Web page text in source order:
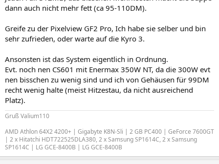
dann auch nicht mehr fett (ca 95-110DM).
Greife zu der Pixelview GF2 Pro, Ich habe sie selber und bin
sehr zufrieden, oder warte auf die Kyro 3.
Ansonsten ist das System eigentlich in Ordnung.
Evt. noch nen CS601 mit Enermax 350W NT, da die 300W evt
nen bisschen zu wenig sind und ich von Gehäusen für 99DM
recht wenig halte (meist Hitzestau, da nicht ausreichend
Platz).
Gruß Valium110
AMD Athlon 64X2 4200+ | Gigabyte K8N-Sli | 2 GB PC400 | GeForce 7600GT
| 2 x Hitatchi HDT722525DLA380, 2 x Samsung SP1614C, 2 x Samsung
SP1614C | LG GCE-8400B | LG GCE-8400B